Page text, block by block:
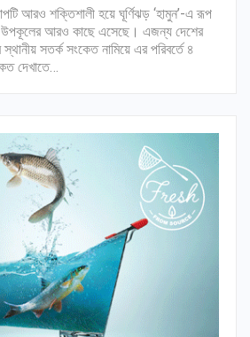
আরও শক্তিশালী হয়ে ঘূর্ণিঝড় ‘হামুন’-এ রূপ
উপকূলের আরও কাছে এসেছে। এজন্য দেশের
সতর্ক সংকেত নামিয়ে এর পরিবর্তে ৪
দেখাতে…